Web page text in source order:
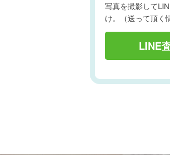
写真を撮影して
け。（送って頂く
LINE